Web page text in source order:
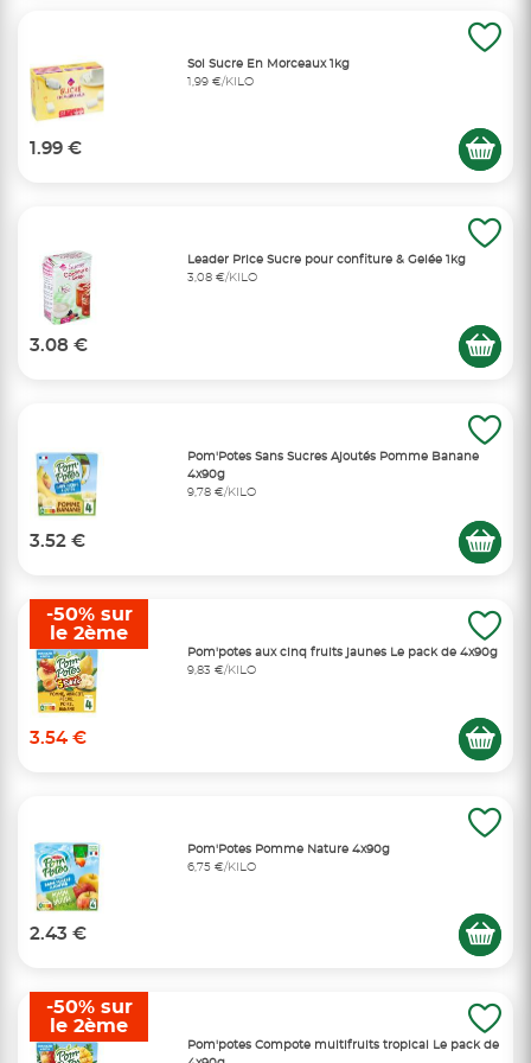
Sol Sucre En Morceaux 1kg
1,99 €/KILO
1.99 €
Leader Price Sucre pour confiture & Gelée 1kg
3,08 €/KILO
3.08 €
Pom'Potes Sans Sucres Ajoutés Pomme Banane
4x90g
9,78 €/KILO
3.52 €
Pom'potes aux cinq fruits jaunes Le pack de 4x90g
9,83 €/KILO
3.54 €
-50% sur
le 2ème
Pom'Potes Pomme Nature 4x90g
6,75 €/KILO
2.43 €
Pom'potes Compote multifruits tropical Le pack de
-50% sur
le 2ème